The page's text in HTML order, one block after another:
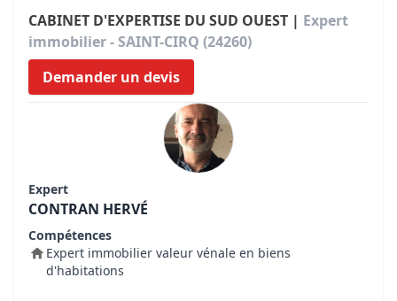
CABINET D'EXPERTISE DU SUD OUEST | Expert
immobilier - SAINT-CIRQ (24260)
Demander un devis
Expert
CONTRAN HERVÉ
Compétences
Expert immobilier valeur vénale en biens
d'habitations